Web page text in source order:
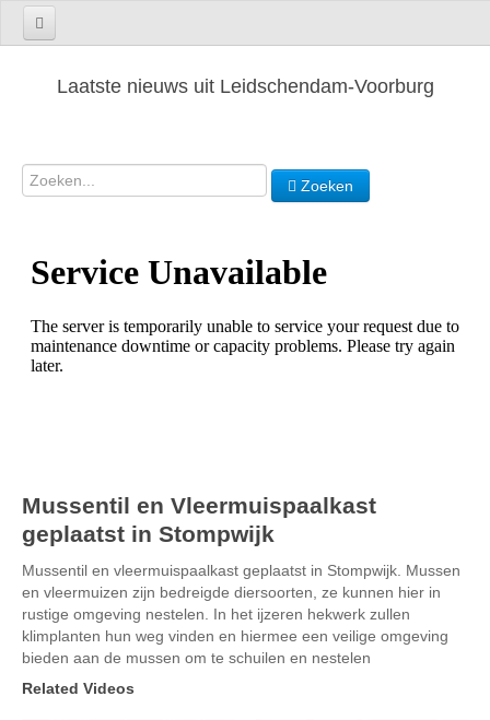
Laatste nieuws uit Leidschendam-Voorburg
Zoeken
Mussentil en Vleermuispaalkast
geplaatst in Stompwijk
Mussentil en vleermuispaalkast geplaatst in Stompwijk. Mussen
en vleermuizen zijn bedreigde diersoorten, ze kunnen hier in
rustige omgeving nestelen. In het ijzeren hekwerk zullen
klimplanten hun weg vinden en hiermee een veilige omgeving
bieden aan de mussen om te schuilen en nestelen
Related Videos